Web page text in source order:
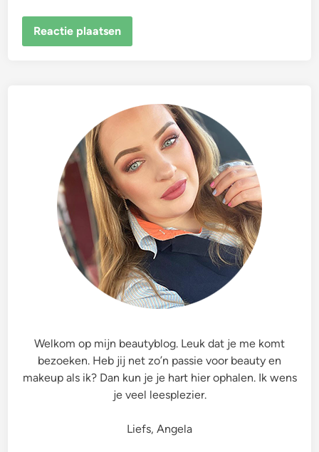
Welkom op mijn beautyblog. Leuk dat je me komt
bezoeken. Heb jij net zo’n passie voor beauty en
makeup als ik? Dan kun je je hart hier ophalen. Ik wens
je veel leesplezier.
Liefs, Angela